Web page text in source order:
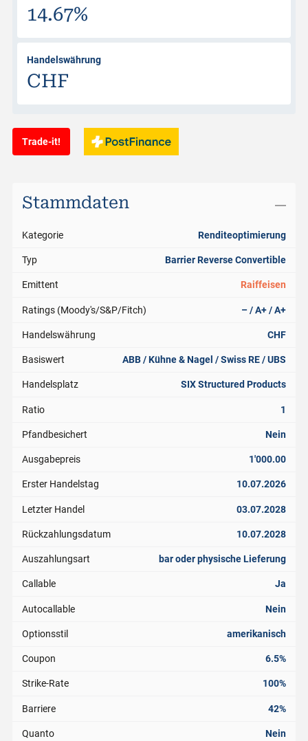
14.67%
Handelswährung
CHF
Trade-it!
Stammdaten
Kategorie Renditeoptimierung
Typ Barrier Reverse Convertible
Emittent Raiffeisen
Ratings (Moody's/S&P/Fitch) – / A+ / A+
Handelswährung CHF
Basiswert ABB / Kühne & Nagel / Swiss RE / UBS
Handelsplatz SIX Structured Products
Ratio 1
Pfandbesichert Nein
Ausgabepreis 1'000.00
Erster Handelstag 10.07.2026
Letzter Handel 03.07.2028
Rückzahlungsdatum 10.07.2028
Auszahlungsart bar oder physische Lieferung
Callable Ja
Autocallable Nein
Optionsstil amerikanisch
Coupon 6.5%
Strike-Rate 100%
Barriere 42%
Quanto Nein